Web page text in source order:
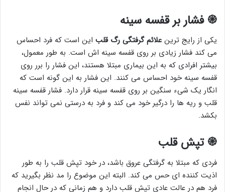
֎فشار بر قفسه سینه
یکی از رایج ترین علائم گرفتگی رگ قلب این است که فرد احساس
می کند فشار زیادی بر روی قفسه سینه اش است. به طور معمول،
بیشتر افرادی که به این بیماری مبتلا هستند، این فشار را برر روی
قفسه سینه خود احساس می کنند. این فشار به این گونه است که
انگار یک شیء سنگین بر روی قفسه سینه قرار دارد. فشار قفسه سینه
قلب و ریه ها را درگیر خود می کند و فرد به درستی نمی تواند نفس
بکشد.
֎تپش قلب
فردی که مبتلا به گرفتگی عروق باشد، در خود تپش قلب را به طور
اذیت کننده ای حس می کند. البته این موضوع را مد نظر بگیرید که
فرد هم در عالت عادی تپش قلب دارد و هم زمانی که در حال انجام